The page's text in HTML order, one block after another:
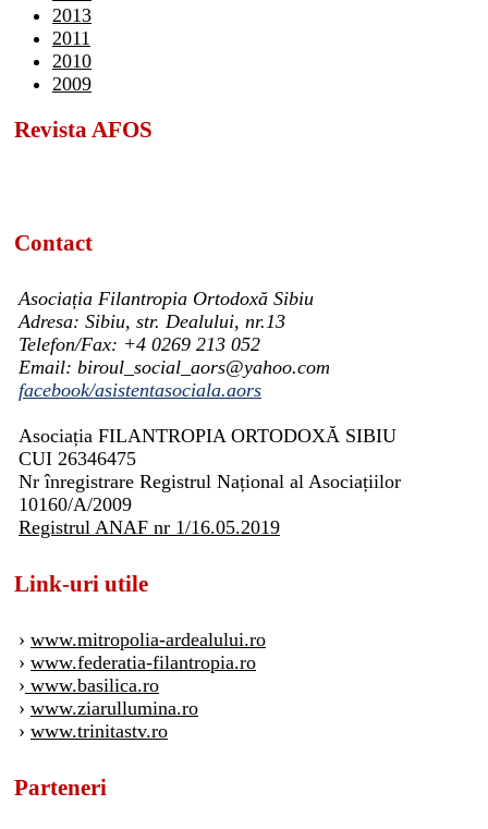
2013
2011
2010
2009
Revista AFOS
Contact
Asociația Filantropia Ortodoxă Sibiu
Adresa: Sibiu, str. Dealului, nr.13
Telefon/Fax: +4 0269 213 052
Email: biroul_social_aors@yahoo.com
facebook/asistentasociala.aors
Asociația FILANTROPIA ORTODOXĂ SIBIU
CUI 26346475
Nr înregistrare Registrul Național al Asociațiilor
10160/A/2009
Registrul ANAF nr 1/16.05.2019
Link-uri utile
› www.mitropolia-ardealului.ro
› www.federatia-filantropia.ro
› www.basilica.ro
› www.ziarullumina.ro
› www.trinitastv.ro
Parteneri